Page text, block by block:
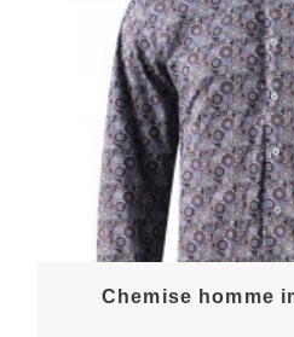
Chemise homme